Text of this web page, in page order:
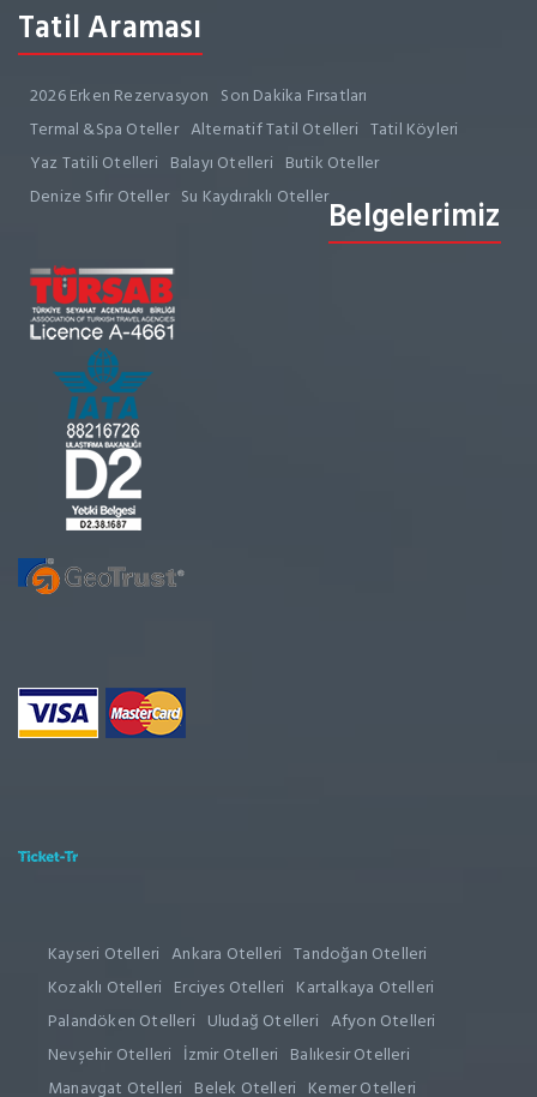
Tatil Araması
2026 Erken Rezervasyon Son Dakika Fırsatları
Termal &Spa Oteller Alternatif Tatil Otelleri Tatil Köyleri
Yaz Tatili Otelleri Balayı Otelleri Butik Oteller
Denize Sıfır Oteller Su Kaydıraklı OtellerBelgelerimiz
Kayseri Otelleri Ankara Otelleri Tandoğan Otelleri
Kozaklı Otelleri Erciyes Otelleri Kartalkaya Otelleri
Palandöken Otelleri Uludağ Otelleri Afyon Otelleri
Nevşehir Otelleri İzmir Otelleri Balıkesir Otelleri
Manavgat Otelleri Belek Otelleri Kemer Otelleri